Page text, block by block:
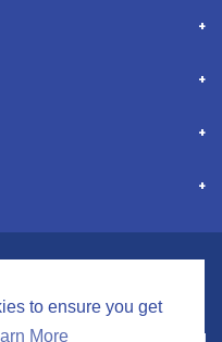
to ensure you get
More
and special